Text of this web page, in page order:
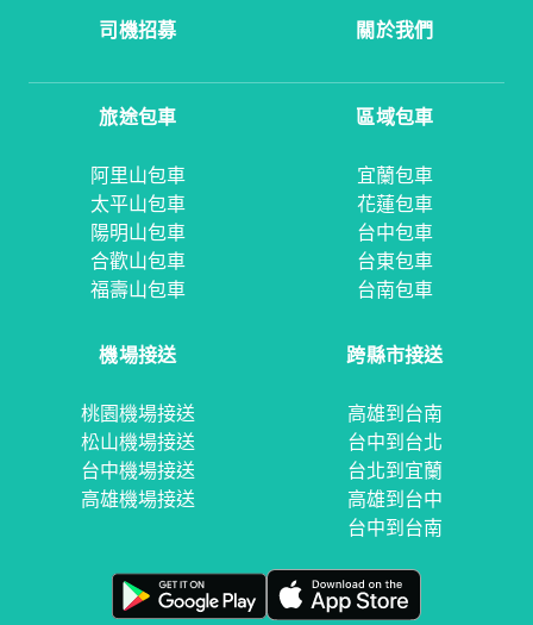
司機招募
關於我們
旅途包車
阿里山包車
太平山包車
陽明山包車
合歡山包車
福壽山包車
區域包車
宜蘭包車
花蓮包車
台中包車
台東包車
台南包車
機場接送
桃園機場接送
松山機場接送
台中機場接送
高雄機場接送
跨縣市接送
高雄到台南
台中到台北
台北到宜蘭
高雄到台中
台中到台南